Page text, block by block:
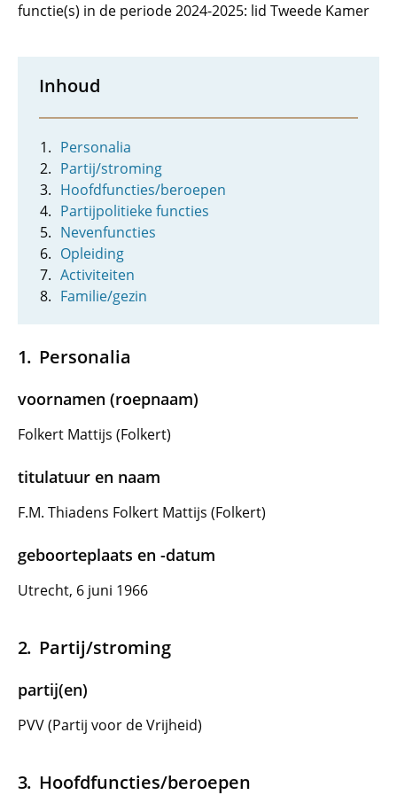
functie(s) in de periode 2024-2025: lid Tweede Kamer
Inhoud
Personalia
Partij/stroming
Hoofdfuncties/beroepen
Partijpolitieke functies
Nevenfuncties
Opleiding
Activiteiten
Familie/gezin
Personalia
voornamen (roepnaam)
Folkert Mattijs (Folkert)
titulatuur en naam
F.M. Thiadens Folkert Mattijs (Folkert)
geboorteplaats en -datum
Utrecht, 6 juni 1966
Partij/stroming
partij(en)
PVV (Partij voor de Vrijheid)
Hoofdfuncties/beroepen